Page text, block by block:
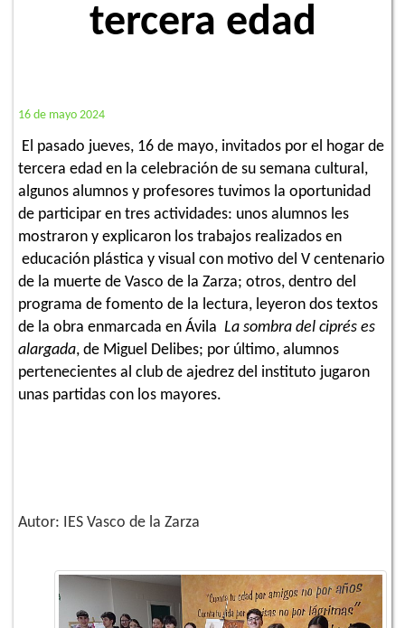
tercera edad
16 de mayo 2024
El pasado jueves, 16 de mayo, invitados por el hogar de
tercera edad en la celebración de su semana cultural,
algunos alumnos y profesores tuvimos la oportunidad
de participar en tres actividades: unos alumnos les
mostraron y explicaron los trabajos realizados en
educación plástica y visual con motivo del V centenario
de la muerte de Vasco de la Zarza; otros, dentro del
programa de fomento de la lectura, leyeron dos textos
de la obra enmarcada en Ávila La sombra del ciprés es
alargada, de Miguel Delibes; por último, alumnos
pertenecientes al club de ajedrez del instituto jugaron
unas partidas con los mayores.
Autor: IES Vasco de la Zarza